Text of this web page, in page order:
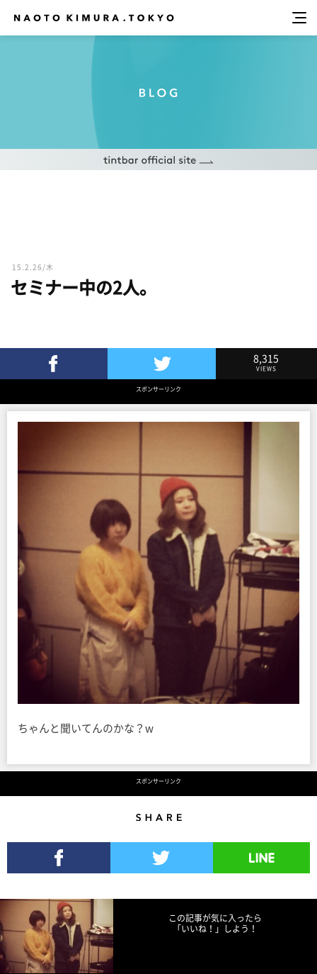
15.2.26/木
セミナー中の2人。
Twitterでツイート
8,315
VIEWS
スポンサーリンク
ちゃんと聞いてんのかな？w
スポンサーリンク
この記事が気に入ったら
「いいね！」しよう！